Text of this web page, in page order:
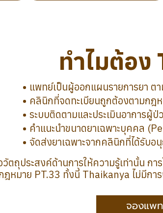
ทำไมต้อง
แพทย์เป็นผู้ออกแผนรายการยา ต
คลินิกที่จดทะเบียนถูกต้องตามกฎ
ระบบติดตามและประเมินอาการผู้ป่
คำแนะนำขนาดยาเฉพาะบุคคล
จัดส่งยาเฉพาะจากคลินิกที่ได้รับอ
ถุประสงค์ด้านการให้ความรู้เท่านั้น ก
ฎหมาย PT.33 ทั้งนี้ Thaikanya ไม่มีก
จองแพ